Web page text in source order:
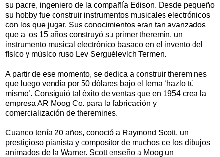
su padre, ingeniero de la compañía Edison. Desde pequeño
su hobby fue construir instrumentos musicales electrónicos
con los que jugar. Sus conocimientos eran tan avanzados
que a los 15 años construyó su primer theremin, un
instrumento musical electrónico basado en el invento del
físico y músico ruso Lev Serguéievich Termen.
A partir de ese momento, se dedica a construir theremines
que luego vendía por 50 dólares bajo el lema ‘hazlo tú
mismo’. Consiguió tal éxito de ventas que en 1954 crea la
empresa AR Moog Co. para la fabricación y
comercialización de theremines.
Cuando tenía 20 años, conoció a Raymond Scott, un
prestigioso pianista y compositor de muchos de los dibujos
animados de la Warner. Scott enseño a Moog un